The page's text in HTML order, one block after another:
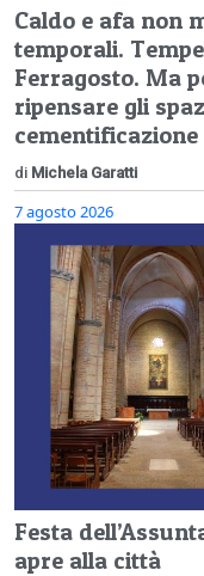
Caldo e afa non
temporali.
Ferragosto. Ma
ripensare gli
cementificazione
di Michela Garatti
7 agosto 2026
Festa
apre alla città